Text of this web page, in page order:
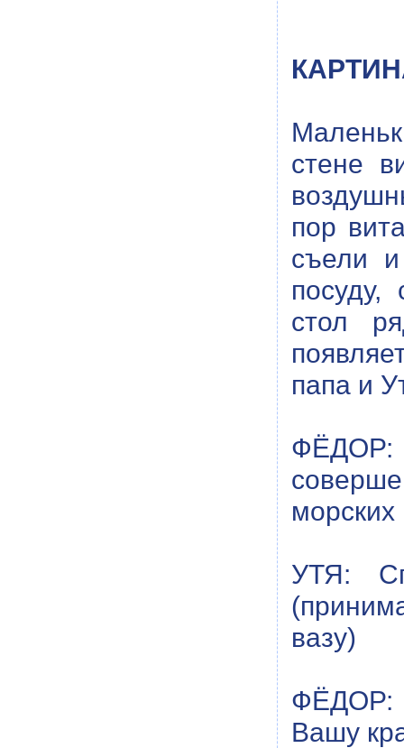
стене
пор
съели
стол
папа и
ФЁДОР:
УТЯ:
вазу)
ФЁДОР:
Вашу